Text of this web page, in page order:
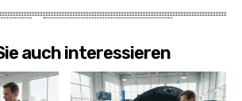
auch interessieren